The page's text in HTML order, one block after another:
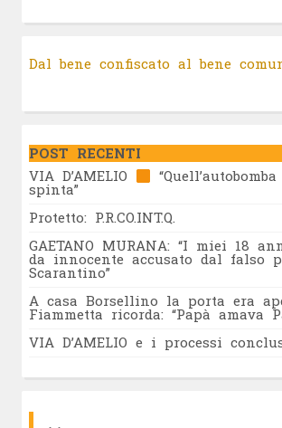
Dal bene confiscato al bene
POST RECENTI
VIA D’AMELIO
spinta”
Protetto: P.R.CO.INT.Q.
GAETANO MURANA: “I miei 18
da innocente accusato dal falso
Scarantino”
A casa Borsellino la porta era
Fiammetta ricorda: “Papà amava
VIA D’AMELIO e i processi